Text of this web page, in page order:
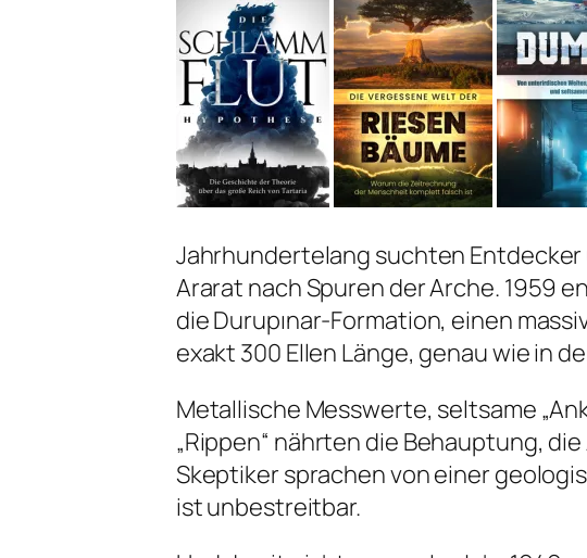
Jahrhundertelang suchten Entdecker
Ararat nach Spuren der Arche. 1959
die Durupınar-Formation, einen
exakt 300 Ellen Länge, genau wie in
Metallische Messwerte, seltsame
„Rippen“ nährten die Behauptung,
Skeptiker sprachen von einer
ist unbestreitbar.